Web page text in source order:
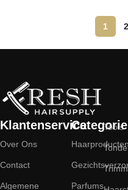
1 2
Klantenservice
Over Ons
Contact
Algemene
Categorie
Haarproducten
Parfums
Tools